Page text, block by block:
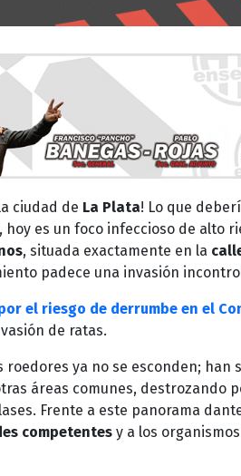
ciudad de La Plata! Lo que
es un foco infeccioso de alto
, situada exactamente en la
padece una invasión
el riesgo de derrumbe en el
de ratas.
ya no se esconden; han
áreas comunes, destrozando
Frente a este panorama
competentes y a los